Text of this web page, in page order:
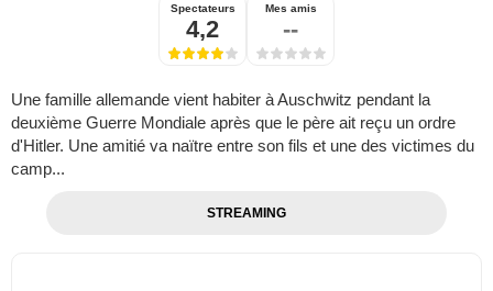
Spectateurs
4,2
Mes amis
--
Une famille allemande vient habiter à Auschwitz pendant la
deuxième Guerre Mondiale après que le père ait reçu un ordre
d'Hitler. Une amitié va naïtre entre son fils et une des victimes du
camp...
STREAMING